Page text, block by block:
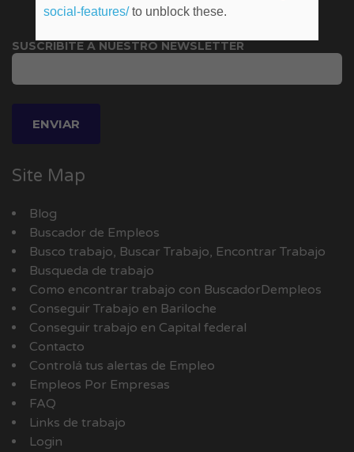
SUSCRIBITE A NUESTRO NEWSLETTER
Site Map
Blog
Buscador de Empleos
Busco trabajo, Buscar Trabajo, Encontrar Trabajo
Busqueda de trabajo
Como encontrar trabajo con BuscadorDempleos
Conseguir Trabajo en Bariloche
Conseguir trabajo en Capital federal
Contacto
Controlá tus alertas de Empleo
Empleos Por Empresas
FAQ
Links de trabajo
Login
social-features/to unblock these.